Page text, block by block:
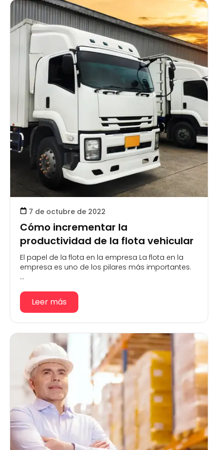
7 de octubre de 2022
Cómo incrementar la
productividad de la flota vehicular
El papel de la flota en la empresa La flota en la
empresa es uno de los pilares más importantes.
...
Leer más